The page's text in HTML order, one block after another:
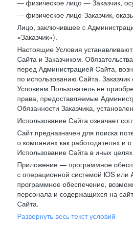
— физическое лицо — Заказчик,
— физическое лицо-Заказчик,
Лицо, заключившее с
«Заказчик»).
Настоящие Условия
Сайта и Заказчиком.
перед Администрацией Сайта,
по использованию Сайта.
Условиям Пользователь не
права, предоставляемые
Обязанности Заказчика,
Использование Сайта означает
Сайт предназначен для поиска
о компаниях как работодателях и
Использование Сайта в иных
Приложение — программное
с операционной системой iOS
программное обеспечение,
персонала и содержащихся на
Сайта.
Развернуть весь текст условий